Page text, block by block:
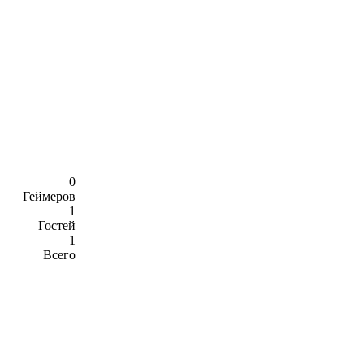
0
Геймеров
1
Гостей
1
Всего